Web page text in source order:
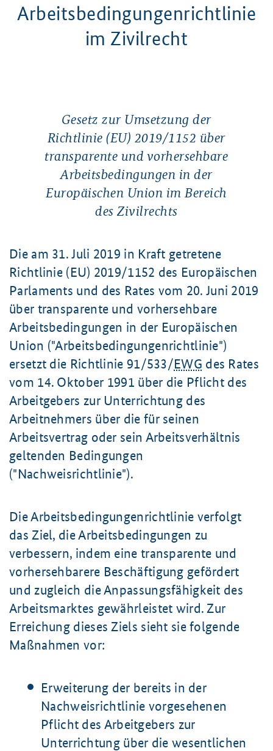
Arbeitsbedingungenrichtlinie
im Zivilrecht
Gesetz zur Umsetzung der
Richtlinie (EU) 2019/1152 über
transparente und vorhersehbare
Arbeitsbedingungen in der
Europäischen Union im Bereich
des Zivilrechts
Die am 31. Juli 2019 in Kraft getretene
Richtlinie (EU) 2019/1152 des Europäischen
Parlaments und des Rates vom 20. Juni 2019
über transparente und vorhersehbare
Arbeitsbedingungen in der Europäischen
Union ("Arbeitsbedingungenrichtlinie")
ersetzt die Richtlinie 91/533/EWG des Rates
vom 14. Oktober 1991 über die Pflicht des
Arbeitgebers zur Unterrichtung des
Arbeitnehmers über die für seinen
Arbeitsvertrag oder sein Arbeitsverhältnis
geltenden Bedingungen
("Nachweisrichtlinie").
Die Arbeitsbedingungenrichtlinie verfolgt
das Ziel, die Arbeitsbedingungen zu
verbessern, indem eine transparente und
vorhersehbarere Beschäftigung gefördert
und zugleich die Anpassungsfähigkeit des
Arbeitsmarktes gewährleistet wird. Zur
Erreichung dieses Ziels sieht sie folgende
Maßnahmen vor:
Erweiterung der bereits in der
Nachweisrichtlinie vorgesehenen
Pflicht des Arbeitgebers zur
Unterrichtung über die wesentlichen